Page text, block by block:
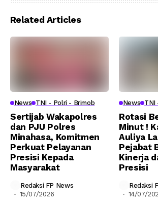
Related Articles
News TNI - Polri - Brimob
Sertijab Wakapolres
dan PJU Polres
Minahasa, Komitmen
Perkuat Pelayanan
Presisi Kepada
Masyarakat
Redaksi FP News
15/07/2026
News TNI
Rotasi
Minut !
Auliya
Pejabat
Kinerja
Presisi
Redaksi
14/07/